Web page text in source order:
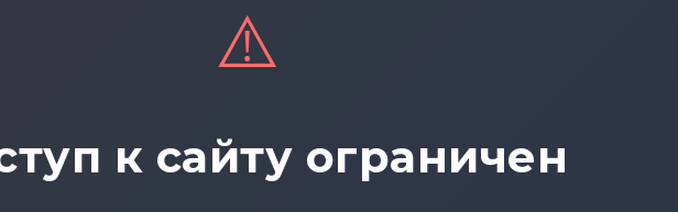
⚠️
к сайту ограничен